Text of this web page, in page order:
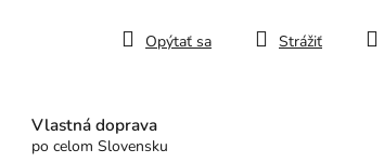
Opýtať sa Strážiť
Vlastná doprava
po celom Slovensku